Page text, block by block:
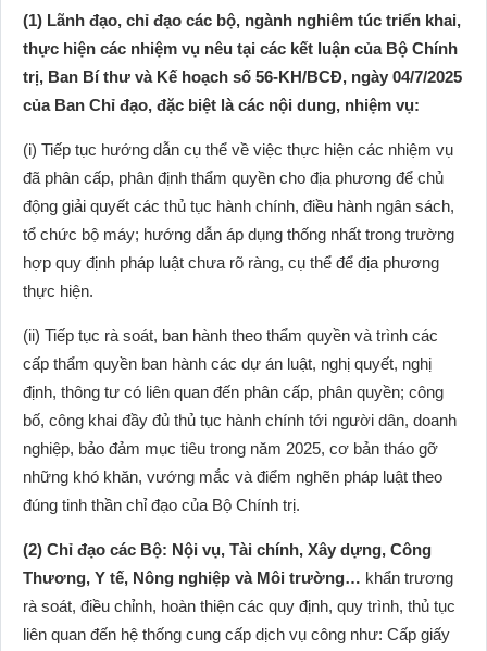
(1) Lãnh đạo, chỉ đạo các bộ, ngành nghiêm túc triển khai,
thực hiện các nhiệm vụ nêu tại các kết luận của Bộ Chính
trị, Ban Bí thư và Kế hoạch số 56-KH/BCĐ, ngày 04/7/2025
của Ban Chỉ đạo, đặc biệt là các nội dung, nhiệm vụ:
(i) Tiếp tục hướng dẫn cụ thể về việc thực hiện các nhiệm vụ
đã phân cấp, phân định thẩm quyền cho địa phương để chủ
động giải quyết các thủ tục hành chính, điều hành ngân sách,
tổ chức bộ máy; hướng dẫn áp dụng thống nhất trong trường
hợp quy định pháp luật chưa rõ ràng, cụ thể để địa phương
thực hiện.
(ii) Tiếp tục rà soát, ban hành theo thẩm quyền và trình các
cấp thẩm quyền ban hành các dự án luật, nghị quyết, nghị
định, thông tư có liên quan đến phân cấp, phân quyền; công
bố, công khai đầy đủ thủ tục hành chính tới người dân, doanh
nghiệp, bảo đảm mục tiêu trong năm 2025, cơ bản tháo gỡ
những khó khăn, vướng mắc và điểm nghẽn pháp luật theo
đúng tinh thần chỉ đạo của Bộ Chính trị.
(2) Chỉ đạo các Bộ: Nội vụ, Tài chính, Xây dựng, Công
Thương, Y tế, Nông nghiệp và Môi trường… khẩn trương
rà soát, điều chỉnh, hoàn thiện các quy định, quy trình, thủ tục
liên quan đến hệ thống cung cấp dịch vụ công như: Cấp giấy